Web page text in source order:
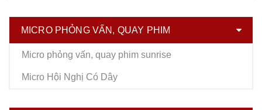
MICRO PHỎNG VẤN, QUAY PHIM
Micro phỏng vấn, quay phim sunrise
Micro Hội Nghị Có Dây